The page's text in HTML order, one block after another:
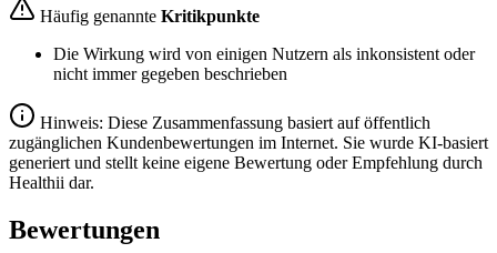
Häufig genannte Kritikpunkte
Die Wirkung wird von einigen Nutzern als inkonsistent oder
nicht immer gegeben beschrieben
Hinweis: Diese Zusammenfassung basiert auf öffentlich
zugänglichen Kundenbewertungen im Internet. Sie wurde KI-basiert
generiert und stellt keine eigene Bewertung oder Empfehlung durch
Healthii dar.
Bewertungen